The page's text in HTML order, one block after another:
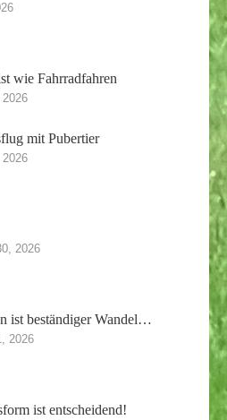
wie Fahrradfahren
mit Pubertier
2026
ist beständiger Wandel…
2026
ist entscheidend!